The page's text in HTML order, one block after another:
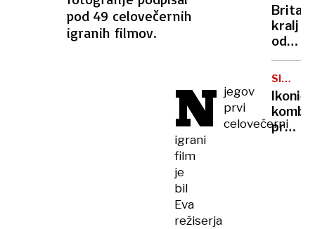
pod 49 celovečernih
igranih filmov.
N jegov
prvi
celovečerni
igrani
film
je
bil
Eva
režiserja
Nico
pa
njen
sin
kralj
zaradi
raka
SIMBOL
kombi